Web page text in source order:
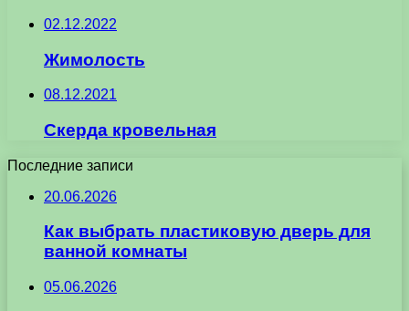
02.12.2022
Жимолость
08.12.2021
Скерда кровельная
Последние записи
20.06.2026
Как выбрать пластиковую дверь для
ванной комнаты
05.06.2026